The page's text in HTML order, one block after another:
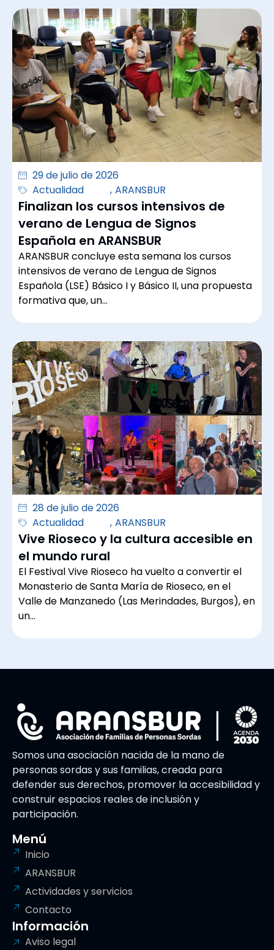
29 de julio de 2026
Actualidad
, ARANSBUR
Finalizan los cursos intensivos de
verano de Lengua de Signos
Española en ARANSBUR
ARANSBUR concluye esta semana los cursos
intensivos de verano de Lengua de Signos
Española (LSE) Básico I y Básico II, una propuesta
formativa que, un…
28 de julio de 2026
Actualidad
, ARANSBUR
Vive Rioseco y la cultura accesible en
el mundo rural
El Festival Vive Rioseco ha vuelto a convertir el
Monasterio de Santa María de Rioseco, en el
Valle de Manzanedo (Las Merindades, Burgos), en
un…
Somos una asociación nacida de la mano de
personas sordas y sus familias, creada para
defender sus derechos, promover la accesibilidad y
construir espacios reales de inclusión y
participación.
Menú
Inicio
ARANSBUR
Actividades y servicios
Contacto
Información
Aviso legal